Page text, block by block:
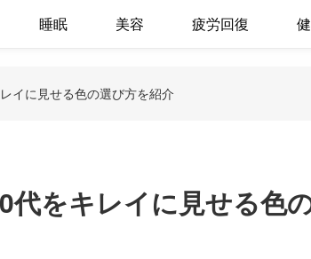
睡眠 美容 疲労回復
イに見せる色の選び方を紹介
代をキレイに見せる色